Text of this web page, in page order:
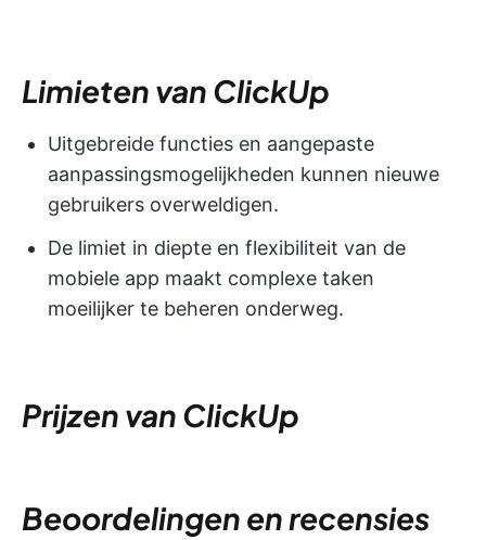
Limieten van ClickUp
Uitgebreide functies en aangepaste
aanpassingsmogelijkheden kunnen nieuwe
gebruikers overweldigen.
De limiet in diepte en flexibiliteit van de
mobiele app maakt complexe taken
moeilijker te beheren onderweg.
Prijzen van ClickUp
Beoordelingen en recensies